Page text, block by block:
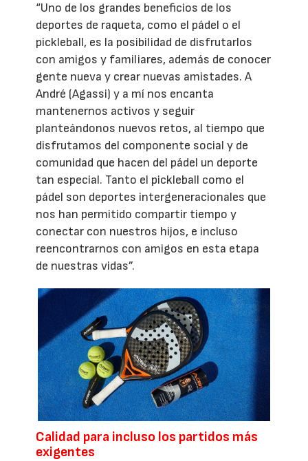
“Uno de los grandes beneficios de los
deportes de raqueta, como el pádel o el
pickleball, es la posibilidad de disfrutarlos
con amigos y familiares, además de conocer
gente nueva y crear nuevas amistades. A
André (Agassi) y a mí nos encanta
mantenernos activos y seguir
planteándonos nuevos retos, al tiempo que
disfrutamos del componente social y de
comunidad que hacen del pádel un deporte
tan especial. Tanto el pickleball como el
pádel son deportes intergeneracionales que
nos han permitido compartir tiempo y
conectar con nuestros hijos, e incluso
reencontrarnos con amigos en esta etapa
de nuestras vidas”.
Calidad para incluso los partidos más
exigentes